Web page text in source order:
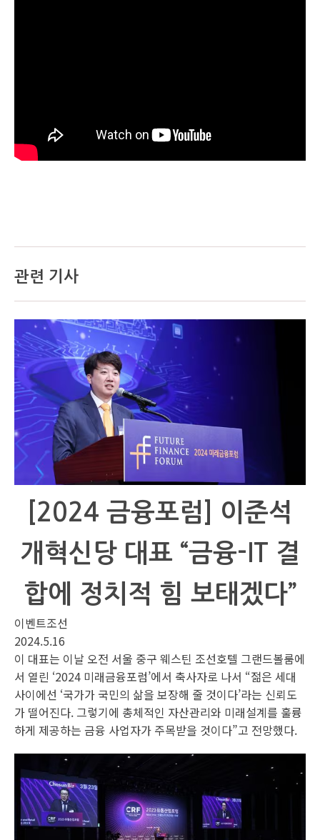
관련 기사
[2024 금융포럼] 이준석
개혁신당 대표 “금융-IT 결
합에 정치적 힘 보태겠다”
이벤트조선
2024.5.16
이 대표는 이날 오전 서울 중구 웨스틴 조선호텔 그랜드볼룸에
서 열린 ‘2024 미래금융포럼’에서 축사자로 나서 “젊은 세대
사이에선 ‘국가가 국민의 삶을 보장해 줄 것이다’라는 신뢰도
가 떨어진다. 그렇기에 총체적인 자산관리와 미래설계를 훌륭
하게 제공하는 금융 사업자가 주목받을 것이다”고 전망했다.